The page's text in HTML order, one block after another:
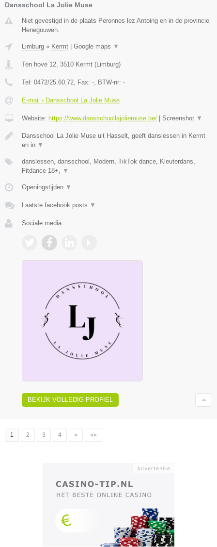
Dansschool La Jolie Muse
Niet gevestigd in de plaats Peronnes lez Antoing en in de provincie
Henegouwen.
Limburg » Kermt Google maps ▼
Ten hove 12 3510 Kermt ( Limburg)
Tel: 0472/25.60.72 , Fax: - , BTW-nr: -
E-mail › Dansschool La Jolie Muse
Website: https://www.dansschoollajoliemuse.be/ Screenshot ▼
Dansschool La Jolie Muse uit Hasselt, geeft danslessen in Kermt
en in ▼
danslessen, dansschool, Modern, TikTok dance, Kleuterdans,
Fitdance 18+,
▼
Openingstijden ▼
Laatste facebook posts ▼
Sociale media:
BEKIJK VOLLEDIG PROFIEL
1 2 3 4 » »»